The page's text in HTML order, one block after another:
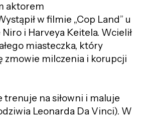
aktorem
w filmie „Cop Land” u
i Harveya Keitela. Wcielił
miasteczka, który
zmowie milczenia i korupcji
trenuje na siłowni i maluje
Leonarda Da Vinci). W